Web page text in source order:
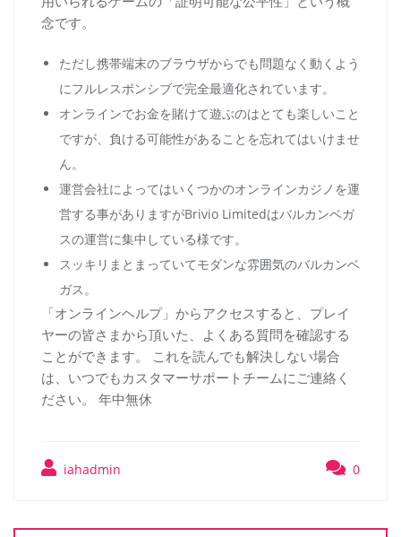
念です。
ただし携帯端末のブラウザからでも問題なく動くよう
にフルレスポンシブで完全最適化されています。
オンラインでお金を賭けて遊ぶのはとても楽しいこと
ですが、負ける可能性があることを忘れてはいけませ
ん。
運営会社によってはいくつかのオンラインカジノを運
営する事がありますがBrivio Limitedはバルカンベガ
スの運営に集中している様です。
スッキリまとまっていてモダンな雰囲気のバルカンベ
ガス。
「オンラインヘルプ」からアクセスすると、プレイ
ヤーの皆さまから頂いた、よくある質問を確認する
ことができます。 これを読んでも解決しない場合
は、いつでもカスタマーサポートチームにご連絡く
ださい。 年中無休
iahadmin 0